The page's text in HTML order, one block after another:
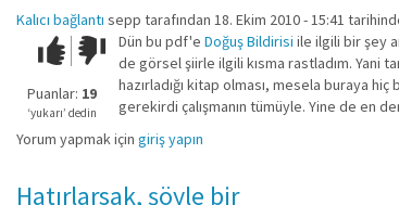
Kalıcı bağlantı sepp tarafından 18. Ekim 2010 - 15:41
Çok iyi!O
kadar
iyi
değil!
Puanlar: 19
‘yukarı’ dedin
Dün bu pdf'e Doğuş Bildirisi ile ilgili bir şey
de görsel şiirle ilgili kısma rastladım. Yani
hazırladığı kitap olması, mesela buraya
gerekirdi çalışmanın tümüyle. Yine de en
Yorum yapmak için giriş yapın
Hatırlarsak, şöyle bir